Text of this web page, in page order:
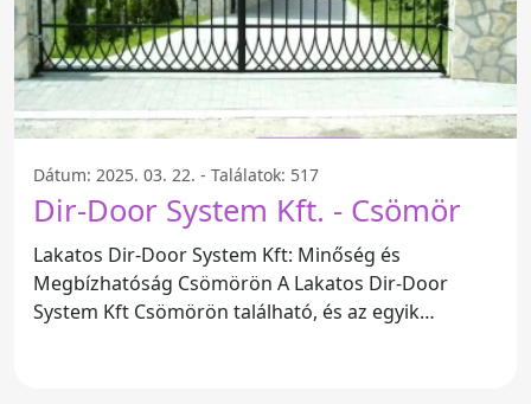
Dátum: 2025. 03. 22. - Találatok: 517
Dir-Door System Kft. - Csömör
Lakatos Dir-Door System Kft: Minőség és
Megbízhatóság Csömörön A Lakatos Dir-Door
System Kft Csömörön található, és az egyik